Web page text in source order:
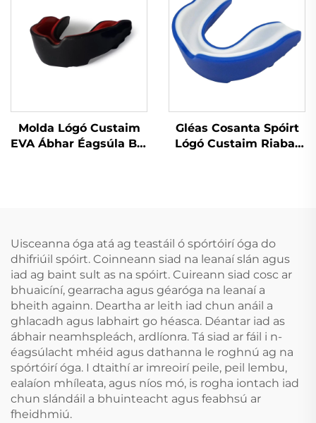
Molda Lógó Custaim
EVA Ábhar Éagsúla Bol
Spóirt Peile
Gléas Cosanta Spóirt
Lógó Custaim Riabar
Uisceanna óga atá ag teastáil ó spórtóirí óga do
dhifriúil spóirt. Coinneann siad na leanaí slán agus
iad ag baint sult as na spóirt. Cuireann siad cosc ar
bhuaicíní, gearracha agus géaróga na leanaí a
bheith againn. Deartha ar leith iad chun anáil a
ghlacadh agus labhairt go héasca. Déantar iad as
ábhair neamhspleách, ardlíonra. Tá siad ar fáil i n-
éagsúlacht mhéid agus dathanna le roghnú ag na
spórtóirí óga. I dtaithí ar imreoirí peile, peil lembu,
ealaíon mhíleata, agus níos mó, is rogha iontach iad
chun slándáil a bhuinteacht agus feabhsú ar
fheidhmiú.